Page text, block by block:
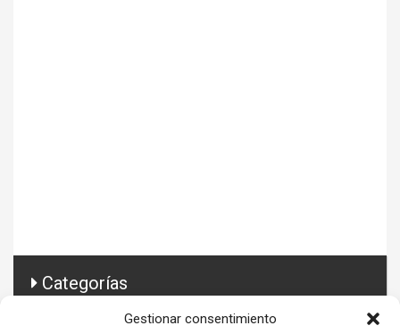
Gestionar consentimiento
Categorías